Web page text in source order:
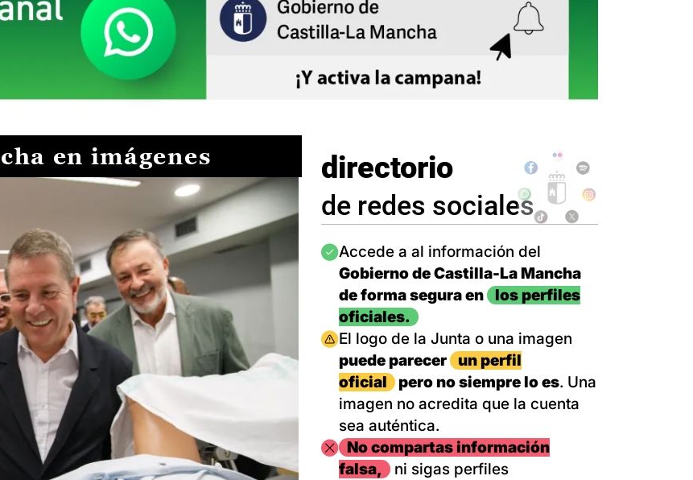
en imágenes directorio
de redes sociales
Imagen
Accede a al información del
Gobierno de Castilla-La Mancha
de forma segura en
los perfiles
oficiales.
Imagen
El logo de la Junta o una imagen
puede parecer
un perfil
oficial
pero no siempre lo es. Una
imagen no acredita que la cuenta
sea auténtica.
ImagenNo compartas información
falsa,
ni sigas perfiles